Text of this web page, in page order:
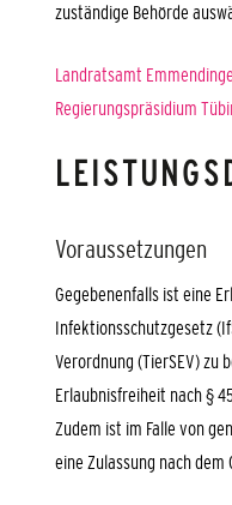
zuständige Behörde
Landratsamt
Regierungspräsidium
Voraussetzungen
Gegebenenfalls ist eine
Infektionsschutzgesetz
Verordnung (TierSEV) zu
Erlaubnisfreiheit nach §
Zudem ist im Falle von
eine Zulassung nach